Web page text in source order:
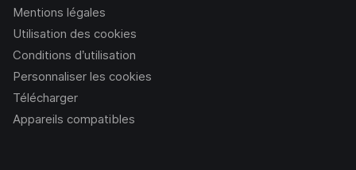
Mentions légales
Utilisation des cookies
Conditions d’utilisation
Personnaliser les cookies
Télécharger
Appareils compatibles